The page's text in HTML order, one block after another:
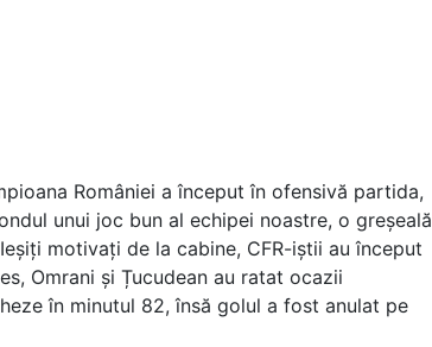
României a început în ofensivă partida,
unui joc bun al echipei noastre, o greșeală
motivați de la cabine, CFR-iștii au început
Omrani și Țucudean au ratat ocazii
în minutul 82, însă golul a fost anulat pe